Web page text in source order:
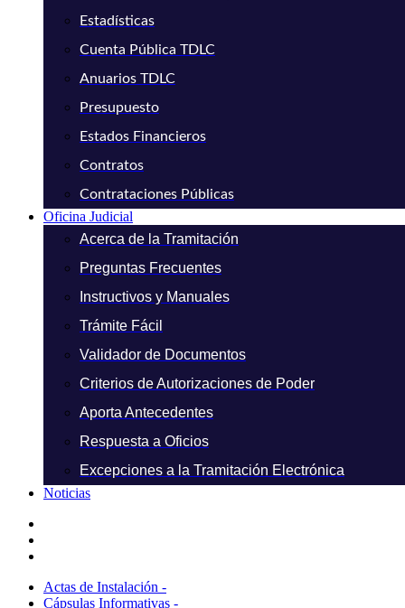
Estadísticas
Cuenta Pública TDLC
Anuarios TDLC
Presupuesto
Estados Financieros
Contratos
Contrataciones Públicas
Oficina Judicial
Acerca de la Tramitación
Preguntas Frecuentes
Instructivos y Manuales
Trámite Fácil
Validador de Documentos
Criterios de Autorizaciones de Poder
Aporta Antecedentes
Respuesta a Oficios
Excepciones a la Tramitación Electrónica
Noticias
Actas de Instalación -
Cápsulas Informativas -